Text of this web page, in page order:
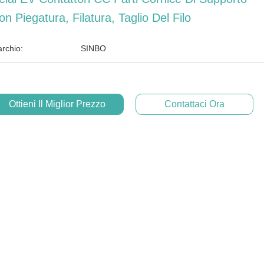
Piegatura, Filatura, Taglio Del Filo
SINBO
Ottieni Il Miglior Prezzo Contattaci Ora